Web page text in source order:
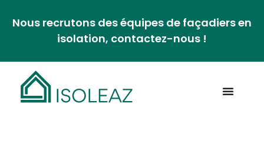
Nous recrutons des équipes de façadiers en
isolation, contactez-nous !